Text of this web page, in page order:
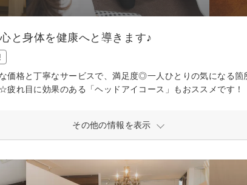
と身体を健康へと導きます♪
価格と丁寧なサービスで、満足度◎一人ひとりの気になる箇
れ目に効果のある「ヘッドアイコース」もおススメです！
その他の情報を表示